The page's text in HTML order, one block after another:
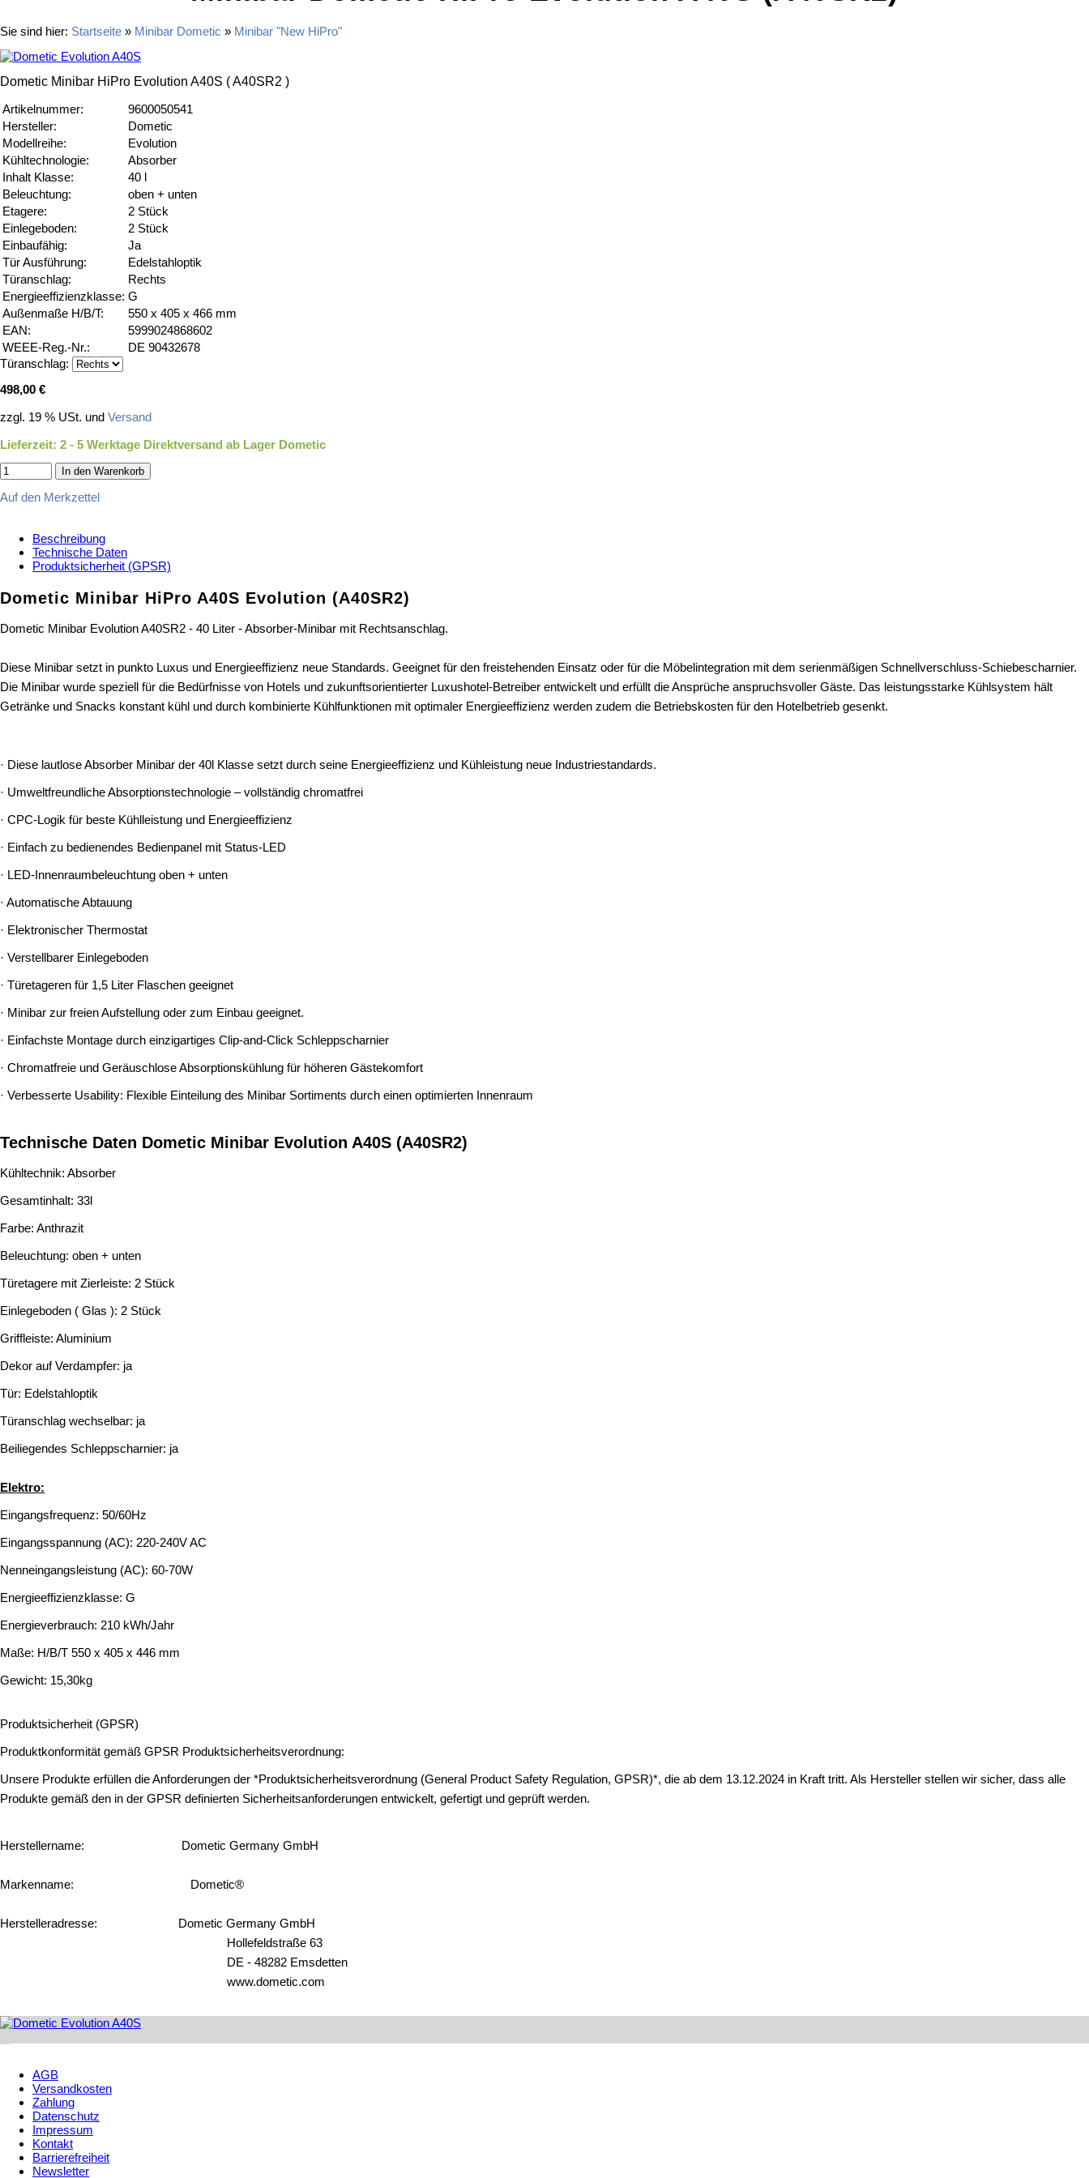
Sie sind hier: Startseite » Minibar Dometic » Minibar "New HiPro"
Dometic Minibar HiPro Evolution A40S ( A40SR2 )
Artikelnummer:
9600050541
Hersteller:
Dometic
Modellreihe:
Evolution
Kühltechnologie:
Absorber
Inhalt Klasse:
40 l
Beleuchtung:
oben + unten
Etagere:
2 Stück
Einlegeboden:
2 Stück
Einbaufähig:
Ja
Tür Ausführung:
Edelstahloptik
Türanschlag:
Rechts
Energieeffizienzklasse: G
Außenmaße H/B/T:
550 x 405 x 466 mm
EAN:
5999024868602
WEEE-Reg.-Nr.:
DE 90432678
Türanschlag:
498,00 €
zzgl. 19 % USt. und Versand
Lieferzeit: 2 - 5 Werktage ㅤㅤㅤㅤㅤㅤㅤDirektversand ab Lager Dometic
In den Warenkorb
Auf den Merkzettel
Beschreibung
Technische Daten
Produktsicherheit (GPSR)
Dometic Minibar HiPro A40S Evolution (A40SR2)
Dometic Minibar Evolution A40SR2 - 40 Liter - Absorber-Minibar mit Rechtsanschlag.
Diese Minibar setzt in punkto Luxus und Energieeffizienz neue Standards. Geeignet für den freistehenden Einsatz oder für die Möbelintegration mit dem serienmäßigen Schnellverschluss-Schiebescharnier.
Die Minibar wurde speziell für die Bedürfnisse von Hotels und zukunftsorientierter Luxushotel-Betreiber entwickelt und erfüllt die Ansprüche anspruchsvoller Gäste. Das leistungsstarke Kühlsystem hält
Getränke und Snacks konstant kühl und durch kombinierte Kühlfunktionen mit optimaler Energieeffizienz werden zudem die Betriebskosten für den Hotelbetrieb gesenkt.
· Diese lautlose Absorber Minibar der 40l Klasse setzt durch seine Energieeffizienz und Kühleistung neue Industriestandards.
· Umweltfreundliche Absorptionstechnologie – vollständig chromatfrei
· CPC-Logik für beste Kühlleistung und Energieeffizienz
· Einfach zu bedienendes Bedienpanel mit Status-LED
· LED-Innenraumbeleuchtung oben + unten
· Automatische Abtauung
· Elektronischer Thermostat
· Verstellbarer Einlegeboden
· Türetageren für 1,5 Liter Flaschen geeignet
· Minibar zur freien Aufstellung oder zum Einbau geeignet.
· Einfachste Montage durch einzigartiges Clip-and-Click­ Schleppscharnier
· Chromatfreie und Geräuschlose Absorptionskühlung für höheren Gästekomfort
· Verbesserte Usability: Flexible Einteilung des Minibar­ Sortiments durch einen optimierten Innenraum
Technische Daten Dometic Minibar Evolution A40S (A40SR2)
Kühltechnik: Absorber
Gesamtinhalt: 33l
Farbe: Anthrazit
Beleuchtung: oben + unten
Türetagere mit Zierleiste: 2 Stück
Einlegeboden ( Glas ): 2 Stück
Griffleiste: Aluminium
Dekor auf Verdampfer: ja
Tür: Edelstahloptik
Türanschlag wechselbar: ja
Beiliegendes Schleppscharnier: ja
Elektro:
Eingangsfrequenz: 50/60Hz
Eingangsspannung (AC): 220-240V AC
Nenneingangsleistung (AC): 60-70W
Energieeffizienzklasse: G
Energieverbrauch: 210 kWh/Jahr
Maße: H/B/T 550 x 405 x 446 mm
Gewicht: 15,30kg
Produktsicherheit (GPSR)
Produktkonformität gemäß GPSR Produktsicherheitsverordnung:
Unsere Produkte erfüllen die Anforderungen der *Produktsicherheitsverordnung (General Product Safety Regulation, GPSR)*, die ab dem 13.12.2024 in Kraft tritt. Als Hersteller stellen wir sicher, dass alle
Produkte gemäß den in der GPSR definierten Sicherheitsanforderungen entwickelt, gefertigt und geprüft werden.
Herstellername: Dometic Germany GmbH
Markenname: Dometic®
Herstelleradresse:
Dometic Germany GmbH
Hollefeldstraße 63
DE - 48282 Emsdetten
www.dometic.com
AGB
Versandkosten
Zahlung
Datenschutz
Impressum
Kontakt
Barrierefreiheit
Newsletter